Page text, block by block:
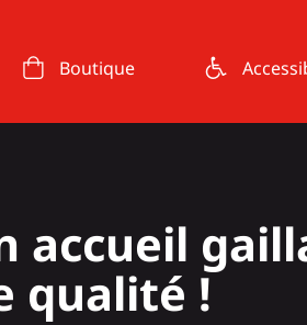
Boutique
accueil
qualité !